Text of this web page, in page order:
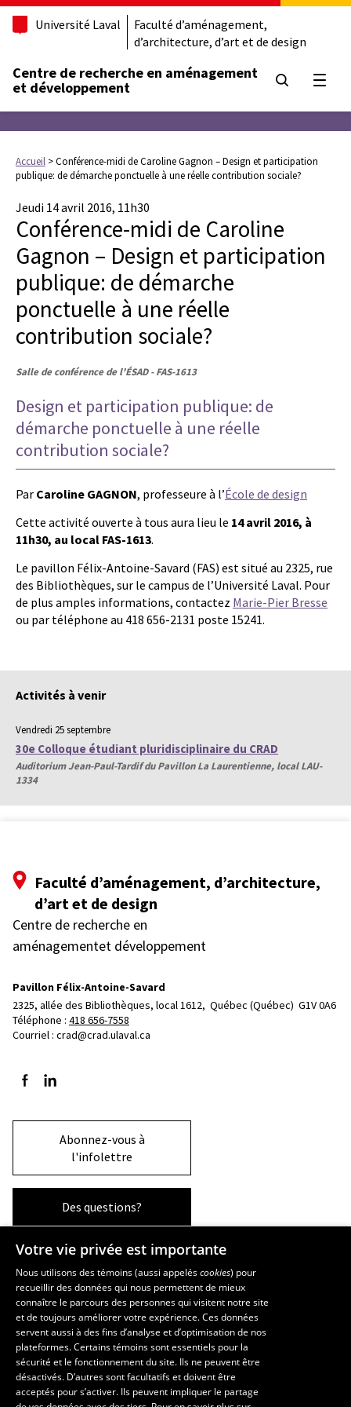
Université Laval
Faculté d’aménagement,
d’architecture, d’art et de design
Centre de recherche en aménagement
et développement
Accueil >Conférence-midi de Caroline Gagnon – Design et participation
publique: de démarche ponctuelle à une réelle contribution sociale?
Jeudi 14 avril 2016, 11h30
Conférence-midi de Caroline
Gagnon – Design et participation
publique: de démarche
ponctuelle à une réelle
contribution sociale?
Salle de conférence de l'ÉSAD - FAS-1613
Design et participation publique: de
démarche ponctuelle à une réelle
contribution sociale?
Par Caroline GAGNON, professeure à l’École de design
Cette activité ouverte à tous aura lieu le 14 avril 2016, à
11h30, au local FAS-1613.
Le pavillon Félix-Antoine-Savard (FAS) est situé au 2325, rue
des Bibliothèques, sur le campus de l’Université Laval. Pour
de plus amples informations, contactez Marie-Pier Bresse
ou par téléphone au 418 656-2131 poste 15241.
Activités à venir
Vendredi 25 septembre
30e Colloque étudiant pluridisciplinaire du CRAD
Auditorium Jean-Paul-Tardif du Pavillon La Laurentienne, local LAU-
1334
Faculté d’aménagement, d’architecture,
d’art et de design
Centre de recherche en
aménagementet développement
Pavillon Félix-Antoine-Savard
2325, allée des Bibliothèques, local 1612, Québec (Québec)  G1V 0A6
Téléphone : 418 656-7558
Courriel : crad@crad.ulaval.ca
Suivez-nous sur Facebook
Suivez-nous sur LinkedIn
Abonnez-vous à
l'infolettre
Des questions?
La Faculté et ses écoles
Faculté d’aménagement, d’architecture, d’art et de design
École d’art
École supérieure d’aménagement du territoire et de développement
régional
École d’architecture
École de design
Votre vie privée est importante
Nous utilisons des témoins (aussi appeléscookies) pour
recueillir des données qui nous permettent de mieux
connaître le parcours des personnes qui visitent notre site
et de toujours améliorer votre expérience. Ces données
servent aussi à des fins d’analyse et d’optimisation de nos
plateformes. Certains témoins sont essentiels pour la
sécurité et le fonctionnement du site. Ils ne peuvent être
désactivés. D’autres sont facultatifs et doivent être
acceptés pour s’activer. Ils peuvent impliquer le partage